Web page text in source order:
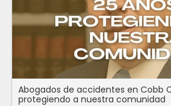
Abogados de accidentes en Cobb
protegiendo a nuestra comunidad